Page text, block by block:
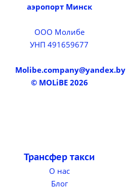
аэропорт Минск
ООО Молибе
УНП 491659677
Molibe.company@yandex.by
© MOLiBE 2026
Трансфер такси
О нас
Блог